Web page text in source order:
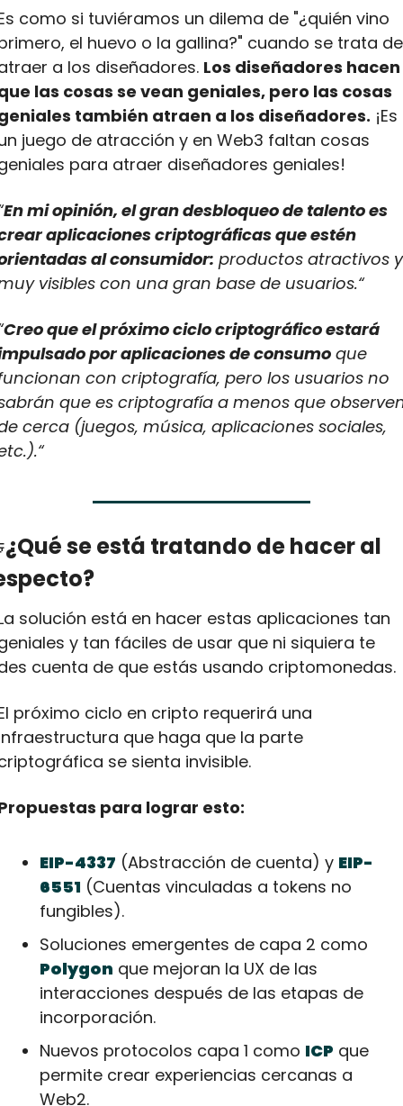
como si tuviéramos un dilema de "¿quién vino
el huevo o la gallina?" cuando se trata de
a los diseñadores. Los diseñadores hacen
las cosas se vean geniales, pero las cosas
también atraen a los diseñadores. ¡Es
juego de atracción y en Web3 faltan cosas
para atraer diseñadores geniales!
En mi opinión, el gran desbloqueo de talento es
aplicaciones criptográficas que estén
al consumidor: productos atractivos y
visibles con una gran base de usuarios.“
Creo que el próximo ciclo criptográfico estará
por aplicaciones de consumo que
con criptografía, pero los usuarios no
que es criptografía a menos que
cerca (juegos, música, aplicaciones sociales,
¿Qué se está tratando de hacer al
solución está en hacer estas aplicaciones tan
y tan fáciles de usar que ni siquiera te
cuenta de que estás usando criptomonedas.
próximo ciclo en cripto requerirá una
que haga que la parte
se sienta invisible.
para lograr esto:
EIP-4337 (Abstracción de cuenta) y EIP-
6551 (Cuentas vinculadas a tokens no
fungibles).
Polygon que mejoran la UX de las
interacciones después de las etapas de
incorporación.
Nuevos protocolos capa 1 como ICP que
permite crear experiencias cercanas a
Web2.